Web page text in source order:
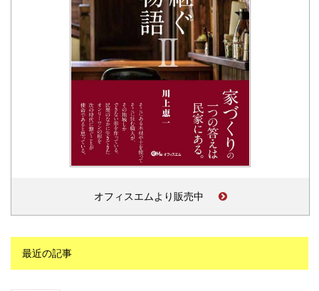
オフィスエムより販売中
最近の記事